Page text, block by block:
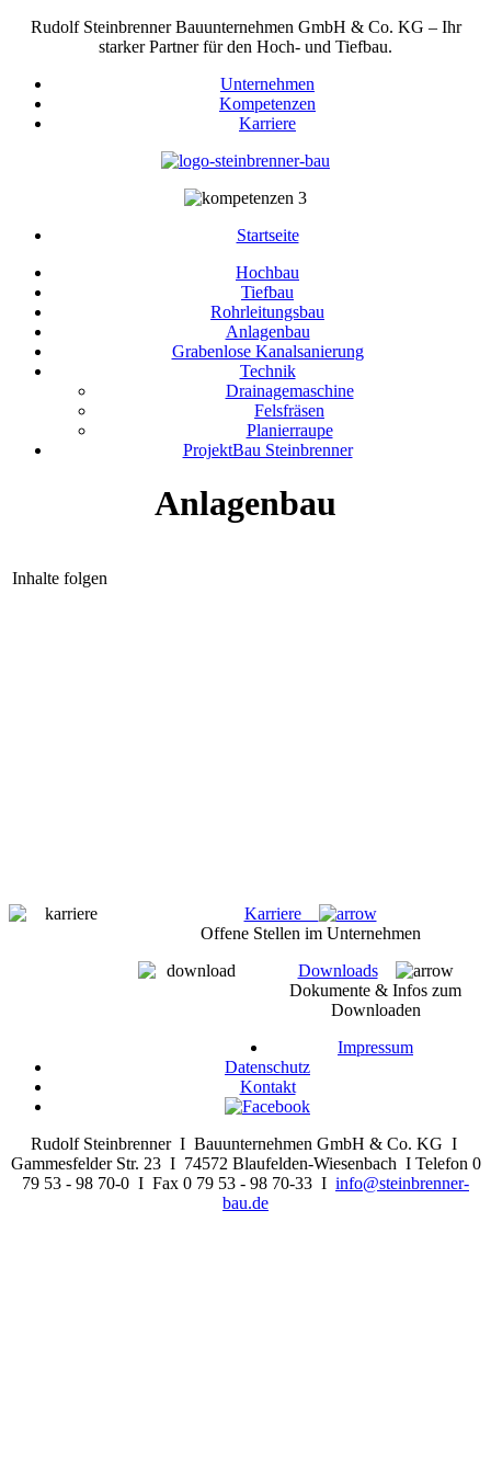
Rudolf Steinbrenner Bauunternehmen GmbH & Co. KG – Ihr
starker Partner für den Hoch- und Tiefbau.
Unternehmen
Kompetenzen
Karriere
Startseite
Hochbau
Tiefbau
Rohrleitungsbau
Anlagenbau
Grabenlose Kanalsanierung
Technik
Drainagemaschine
Felsfräsen
Planierraupe
ProjektBau Steinbrenner
Anlagenbau
Inhalte folgen
Karriere
Offene Stellen im Unternehmen
Downloads
Dokumente & Infos zum
Downloaden
Impressum
Datenschutz
Kontakt
Rudolf Steinbrenner I Bauunternehmen GmbH & Co. KG I
Gammesfelder Str. 23 I 74572 Blaufelden-Wiesenbach I Telefon 0
79 53 - 98 70-0 I Fax 0 79 53 - 98 70-33 I info@steinbrenner-
bau.de